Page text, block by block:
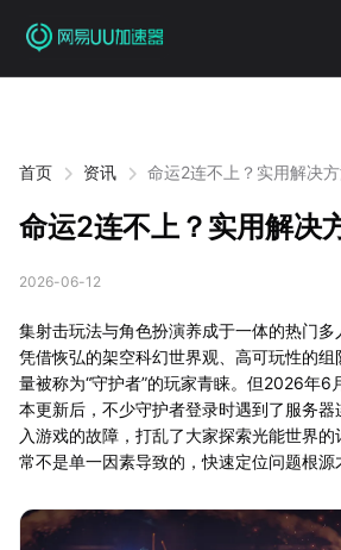
首页 资讯 命运2连不上？实用解决方
命运2连不上？实用解决
2026-06-12
集射击玩法与角色扮演养成于一体的热门多
凭借恢弘的架空科幻世界观、高可玩性的
量被称为“守护者”的玩家青睐。但2026年6
本更新后，不少守护者登录时遇到了服务
入游戏的故障，打乱了大家探索光能世界
常不是单一因素导致的，快速定位问题根源